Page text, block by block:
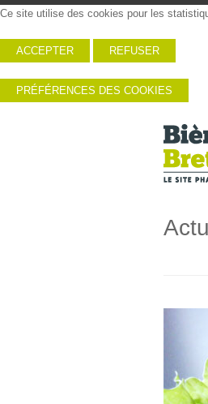
Ce site utilise des cookies pour les
ACCEPTER REFUSER
PRÉFÉRENCES DES COOKIES